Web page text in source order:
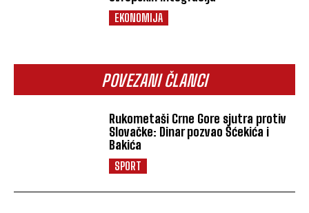
EKONOMIJA
POVEZANI ČLANCI
Rukometaši Crne Gore sjutra protiv
Slovačke: Dinar pozvao Šćekića i
Bakića
SPORT